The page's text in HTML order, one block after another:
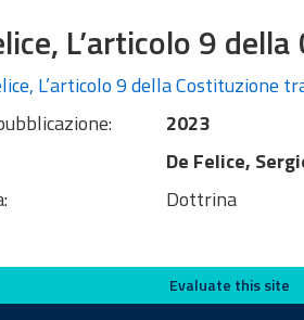
L’articolo 9
L’articolo 9 della Costituzione
2023
De Felice,
Dottrina
Evaluate this site